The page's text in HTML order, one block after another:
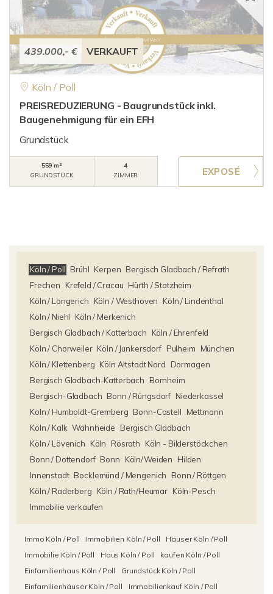
439.000,- € VERKAUFT
Köln / Poll
PREISREDUZIERUNG - Baugrundstück inkl.
Baugenehmigung für ein EFH
Grundstück
559 m²
GRUNDSTÜCK
4
ZIMMER
Köln / Poll Brühl Kerpen Bergisch Gladbach / Refrath
Frechen
Krefeld / Cracau Hürth / Stotzheim
Köln / Longerich
Köln / Westhoven
Köln / Lindenthal
Köln / Niehl
Köln / Merkenich
Bergisch Gladbach / Katterbach
Köln / Ehrenfeld
Köln / Chorweiler Köln / Junkersdorf Pulheim
München
Köln / Klettenberg Köln Altstadt Nord
Dormagen
Bergisch Gladbach-Katterbach
Bornheim
Bergisch-Gladbach Bonn / Rüngsdorf Niederkassel
Köln / Humboldt-Gremberg Bonn-Castell
Mettmann
Köln / Kalk Wahnheide
Bergisch Gladbach
Köln / Lövenich
Köln Rösrath
Köln - Bilderstöckchen
Bonn / Dottendorf Bonn Köln/Weiden
Hilden
Innenstadt Bocklemünd / Mengenich
Bonn / Röttgen
Köln / Raderberg
Köln / Rath/Heumar Köln-Pesch
Immobilie verkaufen
Immo Köln / Poll Immobilien Köln / Poll
Häuser Köln / Poll
Immobilie Köln / Poll
Haus Köln / Poll
kaufen Köln / Poll
Einfamilienhaus Köln / Poll
Grundstück Köln / Poll
Einfamilienhäuser Köln / Poll
Immobilienkauf Köln / Poll